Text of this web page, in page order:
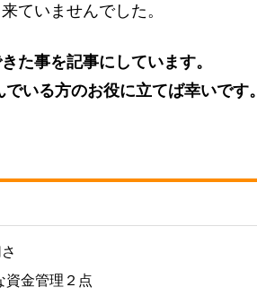
ていませんでした。
た事を記事にしています。
いる方のお役に立てば幸いです。
資金管理２点